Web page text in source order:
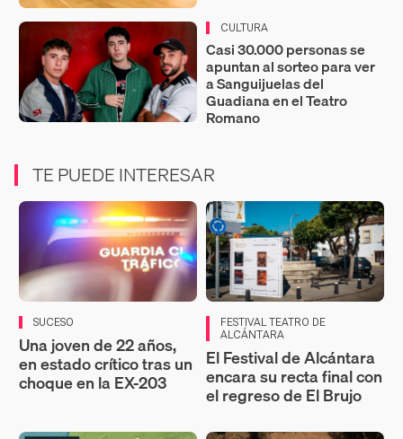
CULTURA
Casi 30.000 personas se
apuntan al sorteo para ver
a Sanguijuelas del
Guadiana en el Teatro
Romano
TE PUEDE INTERESAR
SUCESO
Una joven de 22 años,
en estado crítico tras un
choque en la EX-203
FESTIVAL TEATRO DE
ALCÁNTARA
El Festival de Alcántara
encara su recta final con
el regreso de El Brujo